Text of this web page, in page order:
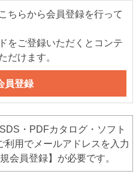
ちらから会員登録を行って
をご登録いただくとコンテ
だけます。
・PDFカタログ・ソフト
利用でメールアドレスを入力
会員登録】が必要です。